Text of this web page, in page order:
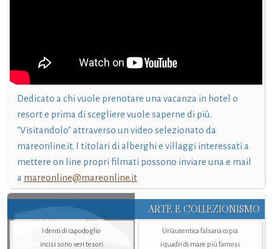
Dedicato a chi vuole prenotare una vacanza in hotel o
resort e prima di scegliere vuole saperne di più.
"Visitandolo" attraverso un video selezionato da
mareonline.it. I titolari di alberghi e villaggi interessati a
mettere on line propri filmati possono inviare una e mail
a mareonline@mareonline.it
ARTE E COLLEZIONISMO
I denti di capodoglio
incisi sono veri tesori
Un’autentica falsaria copia
i quadri di mare più famosi